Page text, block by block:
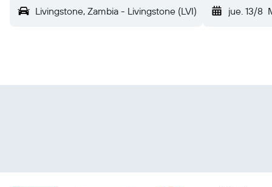
Livingstone, Zambia - Livingstone (LVI) jue. 13/8